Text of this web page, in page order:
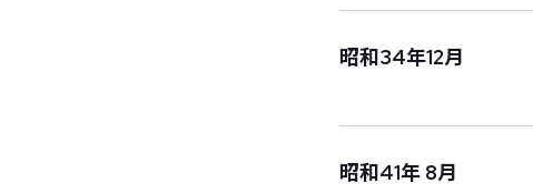
昭和34年12月
昭和41年 8月